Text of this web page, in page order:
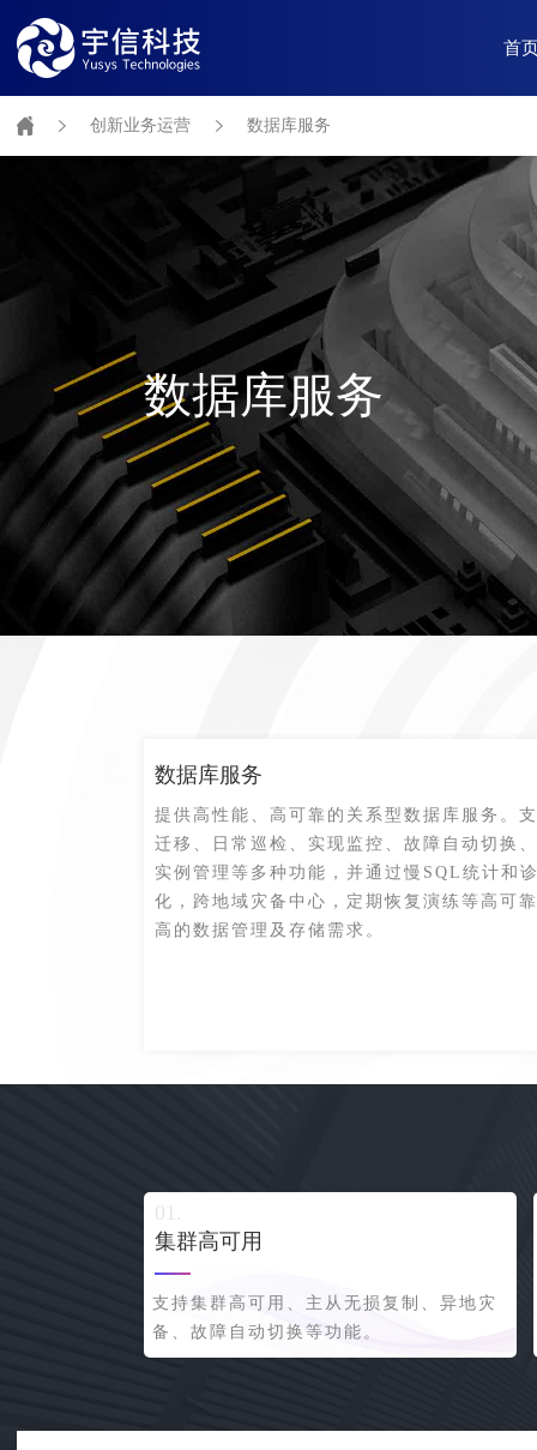
首
创新业务运营 数据库服务
数据库服务
数据库服务
提供高性能、高可靠的关系型数据库服务。
迁移、日常巡检、实现监控、故障自动切换
实例管理等多种功能，并通过慢SQL统计和
化，跨地域灾备中心，定期恢复演练等高可
高的数据管理及存储需求。
集群高可用
支持集群高可用、主从无损复制、异地灾
备、故障自动切换等功能。